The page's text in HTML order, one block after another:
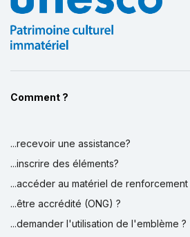
Comment ?
...recevoir une assistance?
...inscrire des éléments?
...accéder au matériel de
...être accrédité (ONG) ?
...demander l'utilisation de l'emblème ?